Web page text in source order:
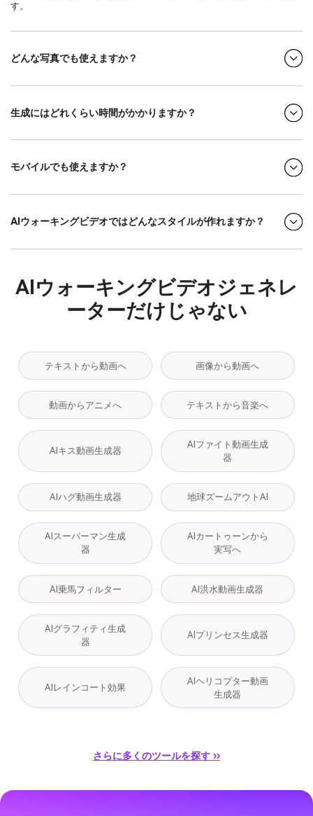
す。
どんな写真でも使えますか？
生成にはどれくらい時間がかかりますか？
モバイルでも使えますか？
AIウォーキングビデオではどんなスタイルが作れますか？
AIウォーキングビデオジェネレ
ーターだけじゃない
テキストから動画へ 画像から動画へ
動画からアニメへ テキストから音楽へ
AIキス動画生成器
AIファイト動画生成
器
AIハグ動画生成器 地球ズームアウトAI
AIスーパーマン生成
器
AIカートゥーンから
実写へ
AI乗馬フィルター AI洪水動画生成器
AIグラフィティ生成
器
AIプリンセス生成器
AIレインコート効果
AIヘリコプター動画
生成器
さらに多くのツールを探す ››